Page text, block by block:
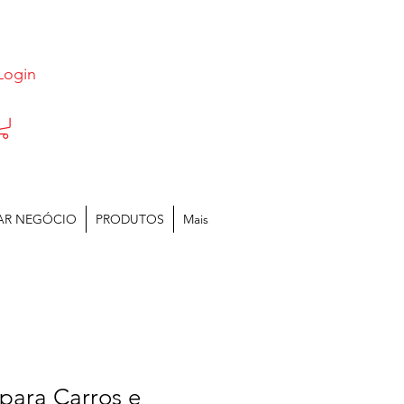
NEGÓCIO PRODUTOS Mais
Carros e